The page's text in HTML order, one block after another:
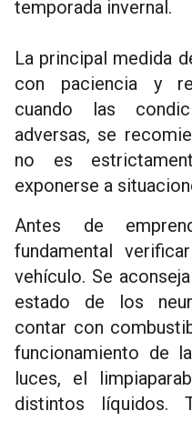
temporada invernal.
La principal medida
con paciencia y
cuando las
adversas, se
no es
exponerse a
Antes de
fundamental
vehículo. Se
estado de los
contar con
funcionamiento de
luces, el
distintos líquidos.